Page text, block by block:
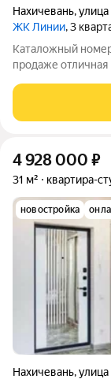
Нахичевань,
ЖК Линии, 3
Каталожный номер F066326 НЕ ФЕЙК!
продаже отличная
кухонный
стены и полы в
4 928 000 ₽
31 м² квартира-
новостройка
Нахичевань,